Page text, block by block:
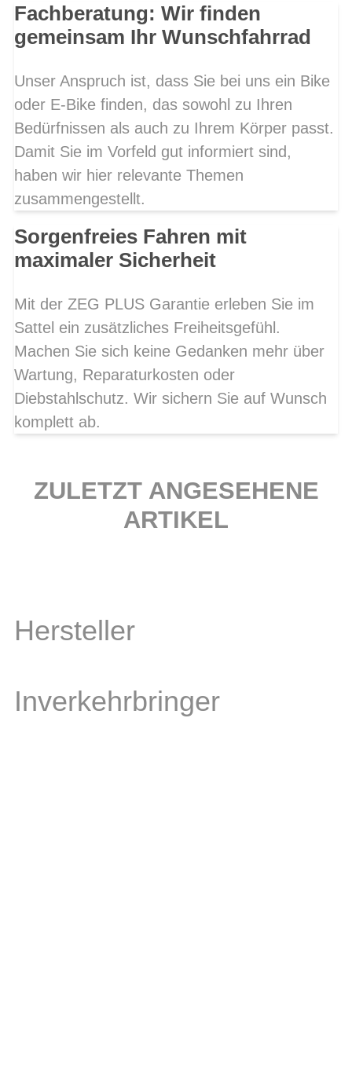
Fachberatung: Wir finden
gemeinsam Ihr Wunschfahrrad
Unser Anspruch ist, dass Sie bei uns ein Bike
oder E-Bike finden, das sowohl zu Ihren
Bedürfnissen als auch zu Ihrem Körper passt.
Damit Sie im Vorfeld gut informiert sind,
haben wir hier relevante Themen
zusammengestellt.
Sorgenfreies Fahren mit
maximaler Sicherheit
Mit der ZEG PLUS Garantie erleben Sie im
Sattel ein zusätzliches Freiheitsgefühl.
Machen Sie sich keine Gedanken mehr über
Wartung, Reparaturkosten oder
Diebstahlschutz. Wir sichern Sie auf Wunsch
komplett ab.
ZULETZT ANGESEHENE
ARTIKEL
Hersteller
Inverkehrbringer